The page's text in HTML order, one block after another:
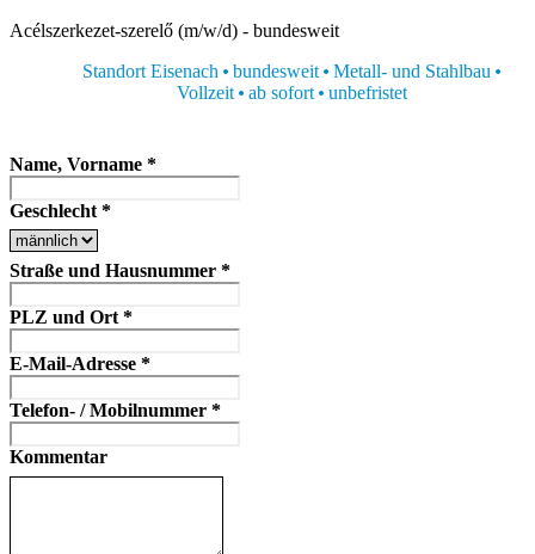
Acélszerkezet-szerelő (m/w/d) - bundesweit
Standort Eisenach
bundesweit
Metall- und Stahlbau
Vollzeit ab sofort unbefristet
Name, Vorname *
Geschlecht *
Straße und Hausnummer *
PLZ und Ort *
E-Mail-Adresse *
Telefon- / Mobilnummer *
Kommentar